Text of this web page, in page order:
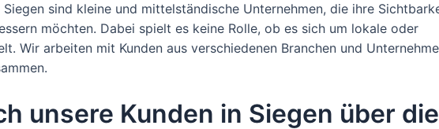
sind kleine und mittelständische Unternehmen, die ihre
möchten. Dabei spielt es keine Rolle, ob es sich um lokale oder
Wir arbeiten mit Kunden aus verschiedenen Branchen und
unsere Kunden in Siegen über die